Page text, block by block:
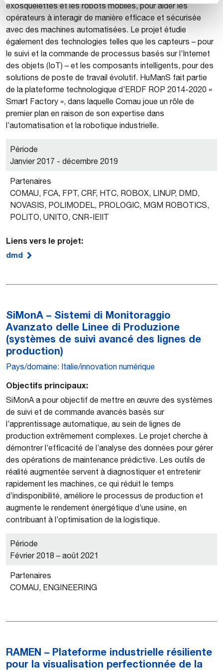
exosquelettes et les robots mobiles, pour aider les
opérateurs à interagir de manière efficace et sécurisée
avec des machines automatisées. Le projet étudie
également des technologies telles que les capteurs – pour
le suivi et la commande de processus basés sur l’Internet
des objets (IoT) – et les composants intelligents, pour des
solutions de poste de travail évolutif. HuManS fait partie
de la plateforme technologique d’ERDF ROP 2014-2020 «
Smart Factory », dans laquelle Comau joue un rôle de
premier plan en raison de son expertise dans
l’automatisation et la robotique industrielle.
Période
Janvier 2017 - décembre 2019
Partenaires
COMAU, FCA, FPT, CRF, HTC, ROBOX, LINUP, DMD,
NOVASIS, POLIMODEL, PROLOGIC, MGM ROBOTICS,
POLITO, UNITO, CNR-IEIIT
Liens vers le projet:
dmd
SiMonA – Sistemi di Monitoraggio
Avanzato delle Linee di Produzione
(systèmes de suivi avancé des lignes de
production)
Pays/domaine: Italie/innovation numérique
Objectifs principaux:
SiMonA a pour objectif de mettre en œuvre des systèmes
de suivi et de commande avancés basés sur
l’apprentissage automatique, au sein de lignes de
production extrêmement complexes. Le projet cherche à
démontrer l’efficacité de l’analyse des données pour gérer
des opérations de maintenance prédictive. Les outils de
réalité augmentée servent à diagnostiquer et entretenir
rapidement les machines, ce qui réduit le temps
d’indisponibilité, améliore le processus de production et
augmente le rendement énergétique d’une usine, en
contribuant à l’optimisation de la logistique.
Période
Février 2018 – août 2021
Partenaires
COMAU, ENGINEERING
RAMEN – Plateforme industrielle résiliente
pour la visualisation perfectionnée de la